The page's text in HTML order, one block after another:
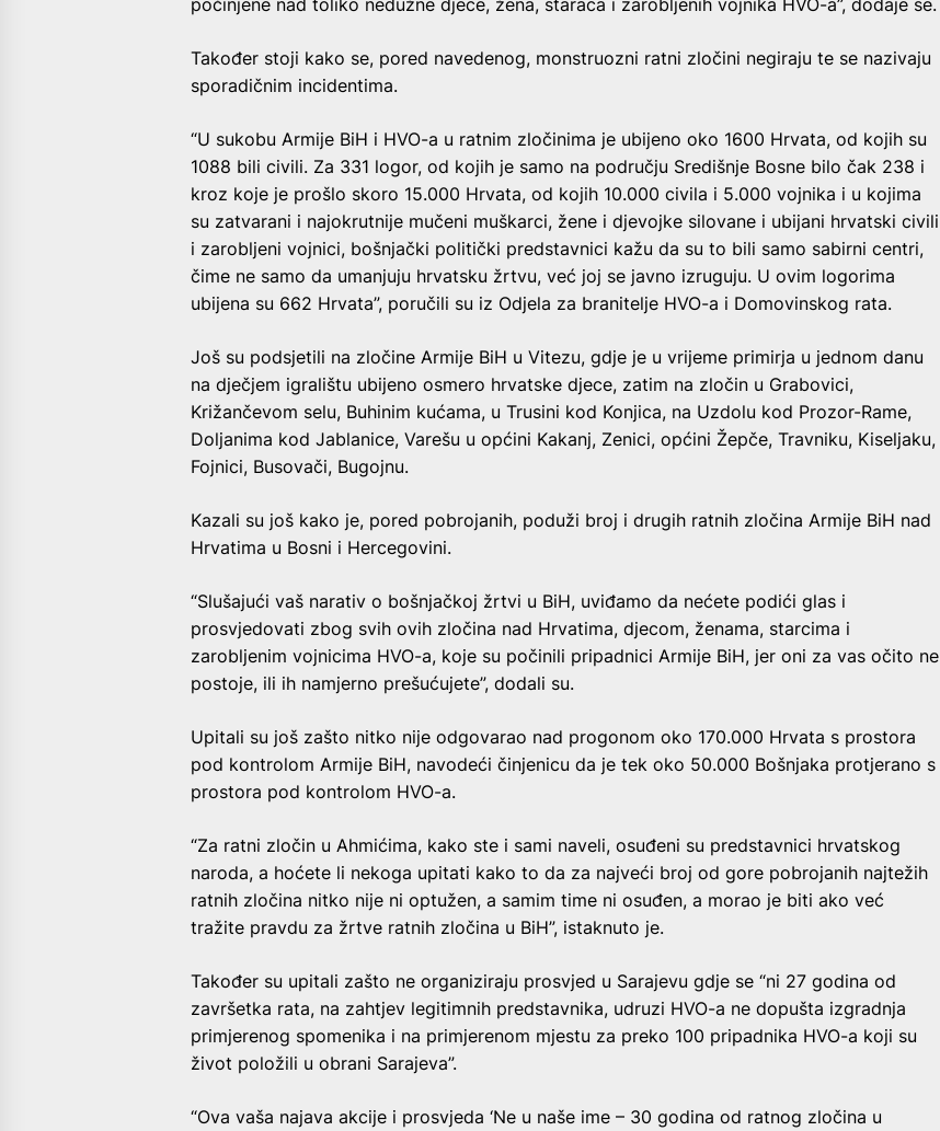
Također stoji kako se, pored navedenog, monstruozni ratni zločini negiraju te se nazivaju
sporadičnim incidentima.
“U sukobu Armije BiH i HVO-a u ratnim zločinima je ubijeno oko 1600 Hrvata, od kojih su
1088 bili civili. Za 331 logor, od kojih je samo na području Središnje Bosne bilo čak 238 i
kroz koje je prošlo skoro 15.000 Hrvata, od kojih 10.000 civila i 5.000 vojnika i u kojima
su zatvarani i najokrutnije mučeni muškarci, žene i djevojke silovane i ubijani hrvatski civili
i zarobljeni vojnici, bošnjački politički predstavnici kažu da su to bili samo sabirni centri,
čime ne samo da umanjuju hrvatsku žrtvu, već joj se javno izruguju. U ovim logorima
ubijena su 662 Hrvata”, poručili su iz Odjela za branitelje HVO-a i Domovinskog rata.
Još su podsjetili na zločine Armije BiH u Vitezu, gdje je u vrijeme primirja u jednom danu
na dječjem igralištu ubijeno osmero hrvatske djece, zatim na zločin u Grabovici,
Križančevom selu, Buhinim kućama, u Trusini kod Konjica, na Uzdolu kod Prozor-Rame,
Doljanima kod Jablanice, Varešu u općini Kakanj, Zenici, općini Žepče, Travniku, Kiseljaku,
Fojnici, Busovači, Bugojnu.
Kazali su još kako je, pored pobrojanih, poduži broj i drugih ratnih zločina Armije BiH nad
Hrvatima u Bosni i Hercegovini.
“Slušajući vaš narativ o bošnjačkoj žrtvi u BiH, uviđamo da nećete podići glas i
prosvjedovati zbog svih ovih zločina nad Hrvatima, djecom, ženama, starcima i
zarobljenim vojnicima HVO-a, koje su počinili pripadnici Armije BiH, jer oni za vas očito ne
postoje, ili ih namjerno prešućujete”, dodali su.
Upitali su još zašto nitko nije odgovarao nad progonom oko 170.000 Hrvata s prostora
pod kontrolom Armije BiH, navodeći činjenicu da je tek oko 50.000 Bošnjaka protjerano s
prostora pod kontrolom HVO-a.
“Za ratni zločin u Ahmićima, kako ste i sami naveli, osuđeni su predstavnici hrvatskog
naroda, a hoćete li nekoga upitati kako to da za najveći broj od gore pobrojanih najtežih
ratnih zločina nitko nije ni optužen, a samim time ni osuđen, a morao je biti ako već
tražite pravdu za žrtve ratnih zločina u BiH”, istaknuto je.
Također su upitali zašto ne organiziraju prosvjed u Sarajevu gdje se “ni 27 godina od
završetka rata, na zahtjev legitimnih predstavnika, udruzi HVO-a ne dopušta izgradnja
primjerenog spomenika i na primjerenom mjestu za preko 100 pripadnika HVO-a koji su
život položili u obrani Sarajeva”.
“Ova vaša najava akcije i prosvjeda ‘Ne u naše ime – 30 godina od ratnog zločina u